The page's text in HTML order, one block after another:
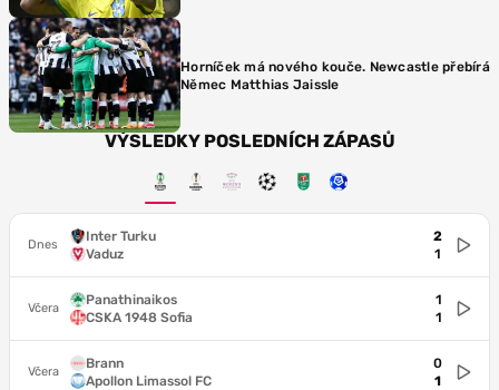
Horníček má nového kouče. Newcastle přebírá
Němec Matthias Jaissle
VÝSLEDKY POSLEDNÍCH ZÁPASŮ
Dnes
Inter Turku
Vaduz
2
1
Včera
Panathinaikos
CSKA 1948 Sofia
1
1
Včera
Brann
Apollon Limassol FC
0
1